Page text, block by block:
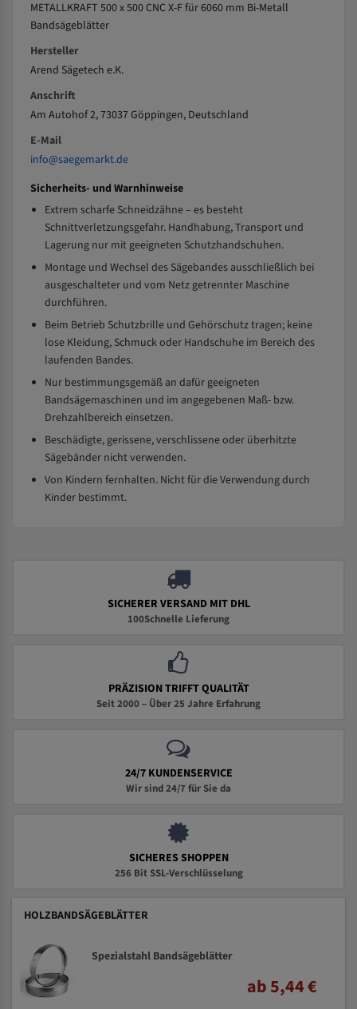
METALLKRAFT 500 x 500 CNC X-F für 6060 mm Bi-Metall
Bandsägeblätter
Hersteller
Arend Sägetech e.K.
Anschrift
Am Autohof 2, 73037 Göppingen, Deutschland
E-Mail
info@saegemarkt.de
Sicherheits- und Warnhinweise
Extrem scharfe Schneidzähne – es besteht
Schnittverletzungsgefahr. Handhabung, Transport und
Lagerung nur mit geeigneten Schutzhandschuhen.
Montage und Wechsel des Sägebandes ausschließlich bei
ausgeschalteter und vom Netz getrennter Maschine
durchführen.
Beim Betrieb Schutzbrille und Gehörschutz tragen; keine
lose Kleidung, Schmuck oder Handschuhe im Bereich des
laufenden Bandes.
Nur bestimmungsgemäß an dafür geeigneten
Bandsägemaschinen und im angegebenen Maß- bzw.
Drehzahlbereich einsetzen.
Beschädigte, gerissene, verschlissene oder überhitzte
Sägebänder nicht verwenden.
Von Kindern fernhalten. Nicht für die Verwendung durch
Kinder bestimmt.
SICHERER VERSAND MIT DHL
100Schnelle Lieferung
PRÄZISION TRIFFT QUALITÄT
Seit 2000 – Über 25 Jahre Erfahrung
24/7 KUNDENSERVICE
Wir sind 24/7 für Sie da
SICHERES SHOPPEN
256 Bit SSL-Verschlüsselung
HOLZBANDSÄGEBLÄTTER
Spezialstahl Bandsägeblätter
ab 5,44 €